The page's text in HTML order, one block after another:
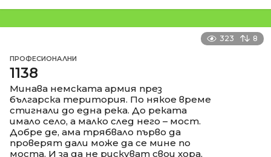
323 8
ПРОФЕСИОНАЛНИ
1138
Минава немската армия през
българска територия. По някое време
стигнали до една река. До реката
имало село, а малко след него – мост.
Добре де, ама трябвало първо да
проверят дали може да се мине по
моста. И за да не рискуват свои хора,